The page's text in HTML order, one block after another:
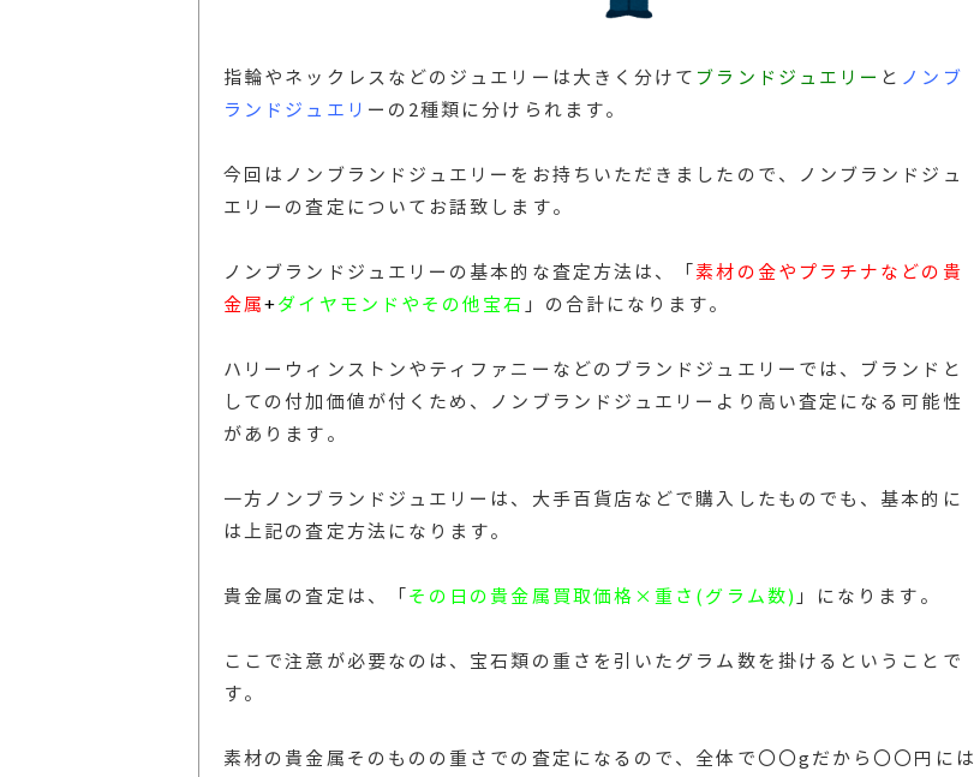
指輪やネックレスなどのジュエリーは大きく分けて ブランドジュエリー と ノンブ
ランドジュエリ ーの2種類に分けられます。
今回はノンブランドジュエリーをお持ちいただきましたので、ノンブランドジュ
エリーの査定についてお話致します。
ノンブランドジュエリーの基本的な査定方法は、「素材の金やプラチナなどの貴
金属+ダイヤモンドやその他宝石 」の合計になります。
ハリーウィンストンやティファニーなどのブランドジュエリーでは、ブランドと
しての付加価値が付くため、ノンブランドジュエリーより高い査定になる可能性
があります。
一方ノンブランドジュエリーは、大手百貨店などで購入したものでも、基本的に
は上記の査定方法になります。
貴金属の査定は、「その日の貴金属買取価格×重さ(グラム数) 」 になります。
ここで注意が必要なのは、宝石類の重さを引いたグラム数を掛けるということで
す。
素材の貴金属そのものの重さでの査定になるので、全体で〇〇gだから〇〇円には